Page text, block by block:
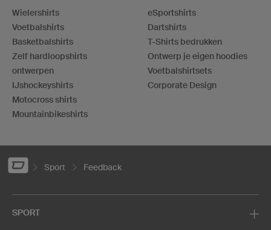
Wielershirts
Voetbalshirts
Basketbalshirts
Zelf hardloopshirts
ontwerpen
IJshockeyshirts
Motocross shirts
Mountainbikeshirts
eSportshirts
Dartshirts
T-Shirts bedrukken
Ontwerp je eigen hoodies
Voetbalshirtsets
Corporate Design
Sport Feedback
SPORT